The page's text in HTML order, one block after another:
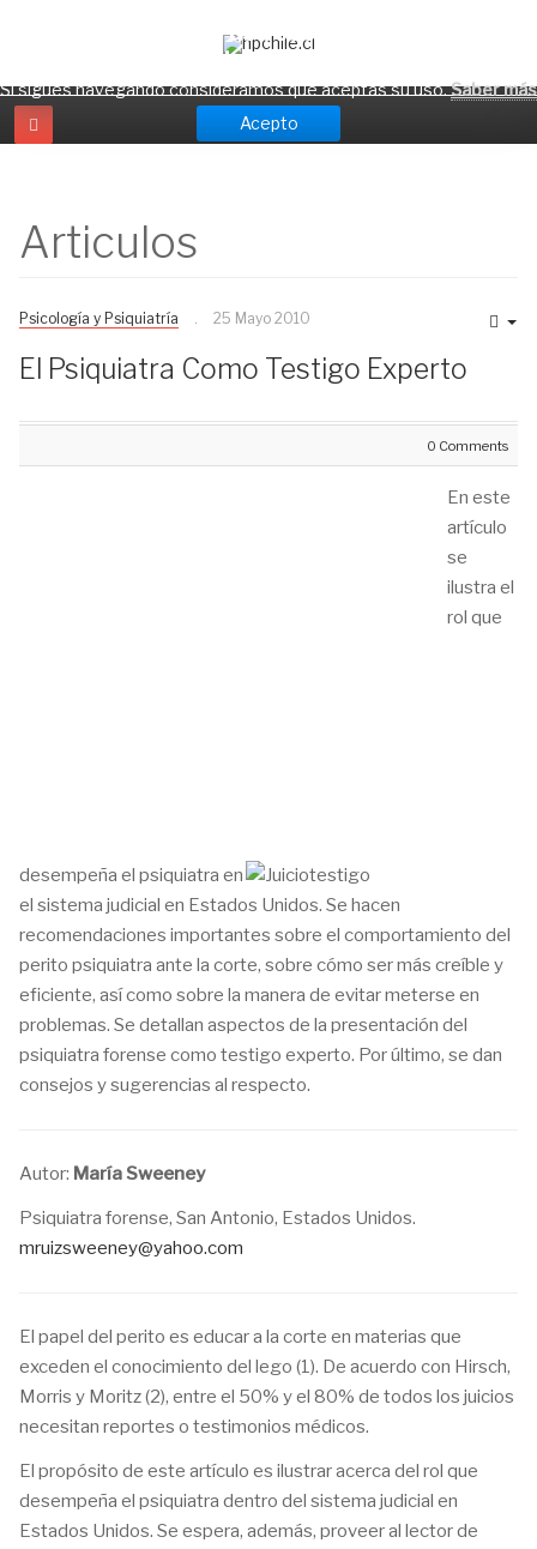
Articulos
Psicología y Psiquiatría 25 Mayo 2010
El Psiquiatra Como Testigo Experto
0 Comments
En este
artículo
se
ilustra el
rol que
desempeña el psiquiatra en
el sistema judicial en Estados Unidos. Se hacen
recomendaciones importantes sobre el comportamiento del
perito psiquiatra ante la corte, sobre cómo ser más creíble y
eficiente, así como sobre la manera de evitar meterse en
problemas. Se detallan aspectos de la presentación del
psiquiatra forense como testigo experto. Por último, se dan
consejos y sugerencias al respecto.
Autor: María Sweeney
Psiquiatra forense, San Antonio, Estados Unidos.
mruizsweeney@yahoo.com
El papel del perito es educar a la corte en materias que
exceden el conocimiento del lego (1). De acuerdo con Hirsch,
Morris y Moritz (2), entre el 50% y el 80% de todos los juicios
necesitan reportes o testimonios médicos.
El propósito de este artículo es ilustrar acerca del rol que
desempeña el psiquiatra dentro del sistema judicial en
Estados Unidos. Se espera, además, proveer al lector de
¡Atención! hpchile.cl usa cookies para ofrecerte
una mejor experiencia.
Si sigues navegando consideramos que aceptas su uso.Saber más
Acepto